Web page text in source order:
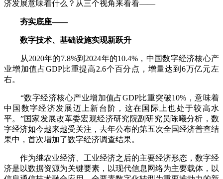
济发展意味着什么？从三个视角来看看——
夯实底座——
数字技术、基础设施实现新跃升
从2020年的7.8%到2024年的10.4%，中国数字经济核心产
业增加值占GDP比重提高2.6个百分点，增量达到6万亿元左
右。
“数字经济核心产业增加值占GDP比重突破10%，意味着
中国数字经济发展迈上新台阶，这在国际上也处于较高水
平。”国家发展改革委宏观经济研究院副研究员陈曦分析，数
字经济如今越来越受关注，去年公布的第五次全国经济普查结
果中，首次增加了数字经济调查结果。
作为继农业经济、工业经济之后的主要经济形态，数字经
济是以数据资源为关键要素，以现代信息网络为主要载体，以